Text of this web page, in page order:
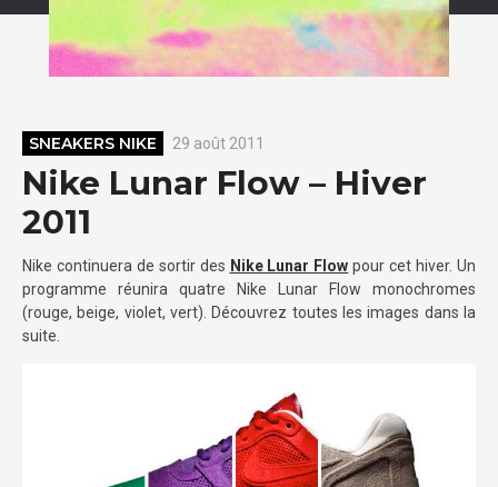
SNEAKERS NIKE 29 août 2011
Nike Lunar Flow – Hiver
2011
Nike continuera de sortir des Nike Lunar Flow pour cet hiver. Un
programme réunira quatre Nike Lunar Flow monochromes
(rouge, beige, violet, vert). Découvrez toutes les images dans la
suite.